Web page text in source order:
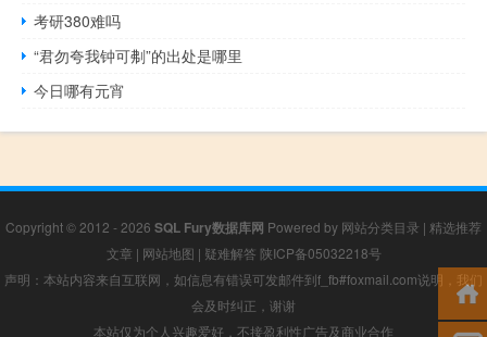
考研380难吗
“君勿夸我钟可刜”的出处是哪里
今日哪有元宵
Copyright © 2012 - 2026 SQL Fury数据库网 Powered by 网站分类目录 | 精选推荐
文章 | 网站地图 | 疑难解答 陕ICP备05032218号
声明：本站内容来自互联网，如信息有错误可发邮件到f_fb#foxmail.com说明，我们
会及时纠正，谢谢
本站仅为个人兴趣爱好，不接盈利性广告及商业合作